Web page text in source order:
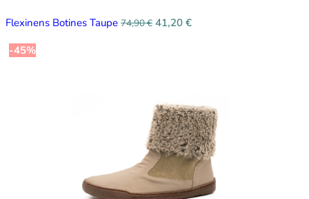
Flexinens Botines Taupe 74,90€ 41,20 €
-45%